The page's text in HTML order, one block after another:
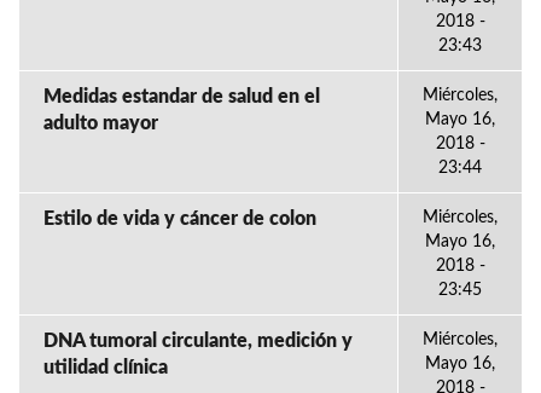
2018 -
23:43
Medidas estandar de salud en el
adulto mayor
Miércoles,
Mayo 16,
2018 -
23:44
Estilo de vida y cáncer de colon
Miércoles,
Mayo 16,
2018 -
23:45
DNA tumoral circulante, medición y
utilidad clínica
Miércoles,
Mayo 16,
2018 -